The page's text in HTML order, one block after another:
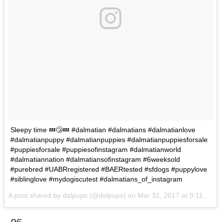
Sleepy time 💤😴💤 #dalmatian #dalmatians #dalmatianlove
#dalmatianpuppy #dalmatianpuppies #dalmatianpuppiesforsale
#puppiesforsale #puppiesofinstagram #dalmatianworld
#dalmatiannation #dalmatiansofinstagram #6weeksold
#purebred #UABRregistered #BAERtested #sfdogs #puppylove
#siblinglove #mydogiscutest #dalmatians_of_instagram
A post shared by dalpups (@dalpups) on Mar 31, 2017 at 9:11pm PDT